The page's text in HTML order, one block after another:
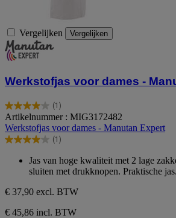
Vergelijken Vergelijken
Werkstofjas voor dames -
(1)
4.0
van
de
5
beoordeling
Artikelnummer : MIG3172482
Werkstofjas voor dames - Manutan Expert
(1)
4.0
sterren.
1
beoordeling
Jas van hoge kwaliteit met 2 lage
sluiten met drukknopen. Praktische jas.
€ 37,90 excl. BTW
€ 45,86 incl. BTW